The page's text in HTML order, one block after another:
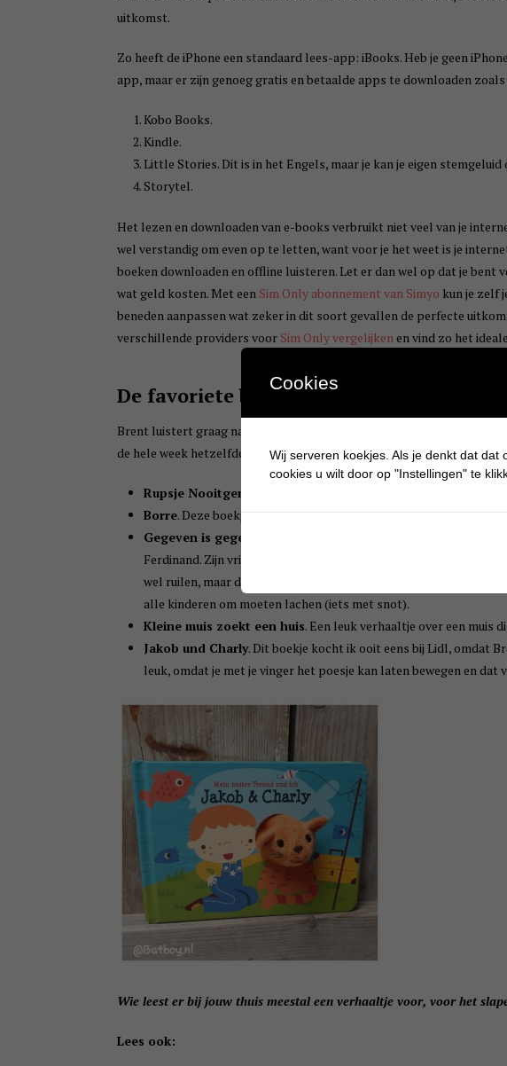
uitkomst.
Zo heeft de iPhone een standaard lees-app: iBooks. Heb je geen
app, maar er zijn genoeg gratis en betaalde apps te downloaden
Kobo Books.
Kindle.
Little Stories. Dit is in het Engels, maar je kan je eigen
Storytel.
Het lezen en downloaden van e-books verbruikt niet veel van je
wel verstandig om even op te letten, want voor je het weet is je
boeken downloaden en offline luisteren. Let er dan wel op dat je bent
wat geld kosten. Met een Sim Only abonnement van Simyo kun je zelf
beneden aanpassen wat zeker in dit soort gevallen de perfecte
verschillende providers voor Sim Only vergelijkenen vind zo het
De favoriete boekjes
Brent luistert graag naar verhaaltjes en hij zoekt zelf in zijn
de hele week hetzelfde boekje, omdat hij het zo leuk vind. De
Rupsje Nooitgenoeg
Borre. Deze boekjes heb ik voorgelezen aan alle drie de jongens
Gegeven is gegeven
. Gaat over een konijn genaamd Simon
Ferdinand. Zijn vriendje heeft een mooie rode auto die Simon
wel ruilen, maar dan krijgt Simon toch spijt en bedenkt een slim
alle kinderen om moeten lachen (iets met snot).
Kleine muis zoekt een huis. Een leuk verhaaltje over een muis
Jakob und Charly. Dit boekje kocht ik ooit eens bij Lidl, omdat
leuk, omdat je met je vinger het poesje kan laten bewegen en
Wie leest er bij jouw thuis meestal een verhaaltje voor, voor het
Lees ook:
Cookies
Wij serveren koekjes. Als je denkt dat
cookies u wilt door op "Instellingen" te